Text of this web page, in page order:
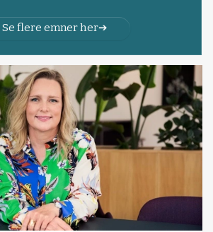
Se flere emner her